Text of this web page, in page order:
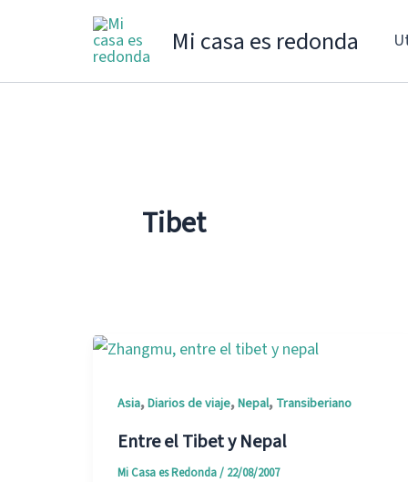
Mi casa es redonda
Tibet
Asia,Diarios de viaje,Nepal, Transiberiano
Entre el Tibet y Nepal
Mi Casa es Redonda/ 22/08/2007